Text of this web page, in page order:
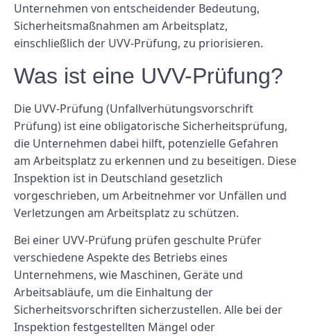
Unternehmen von entscheidender Bedeutung,
Sicherheitsmaßnahmen am Arbeitsplatz,
einschließlich der UVV-Prüfung, zu priorisieren.
Was ist eine UVV-Prüfung?
Die UVV-Prüfung (Unfallverhütungsvorschrift
Prüfung) ist eine obligatorische Sicherheitsprüfung,
die Unternehmen dabei hilft, potenzielle Gefahren
am Arbeitsplatz zu erkennen und zu beseitigen. Diese
Inspektion ist in Deutschland gesetzlich
vorgeschrieben, um Arbeitnehmer vor Unfällen und
Verletzungen am Arbeitsplatz zu schützen.
Bei einer UVV-Prüfung prüfen geschulte Prüfer
verschiedene Aspekte des Betriebs eines
Unternehmens, wie Maschinen, Geräte und
Arbeitsabläufe, um die Einhaltung der
Sicherheitsvorschriften sicherzustellen. Alle bei der
Inspektion festgestellten Mängel oder